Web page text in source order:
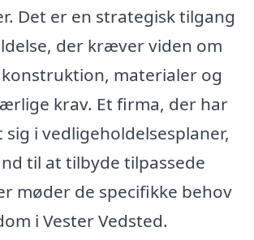
Det er en strategisk tilgang
der kræver viden om
materialer og
krav. Et firma, der har
sig i vedligeholdelsesplaner,
til at tilbyde tilpassede
møder de specifikke behov
i Vester Vedsted.